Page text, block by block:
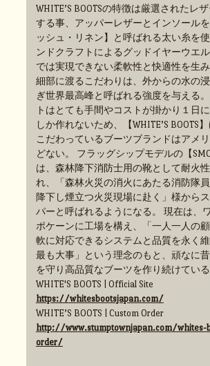
WHITE’S BOOTSの特徴は厳選されたレ
する事、アッパーレザーとインソール
ッシュ・リネン】と呼ばれる太い糸を
ンドクラフトによるグッドイヤーウエ
では実現できない柔軟性と快適性を生
細部に渡るこだわりは、外からの水の
ぎ世界最高峰と呼ばれる強度を与える
トはとても手間やコストが掛かり１日
しか作れないため、【WHITE’S BOOTS
こだわっているブーツブランドはアメ
どない。 フラッグシップモデルの【
は、森林降下消防士用の靴として耐火
れ、「森林火災の消火にあたる消防隊
降下し煙立つ火災現場に赴く」様から
パーと呼ばれるようになる。 現在は、
ポケーンに工場を構え、「一人一人の
軟に対応できるシステムと品質を永く
最も大事」という理念のもと、頑なに
を守り高品質なブーツを作り続けている
WHITE'S BOOTS | Official Site
https://whitesbootsjapan.com/
WHITE’S BOOTS | Custom Order
http://www.stumptownjapan.com/whites-
order/